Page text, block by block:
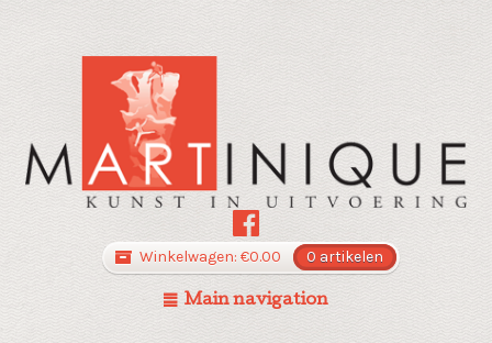
Winkelwagen: €0.00 0 artikelen
Main navigation